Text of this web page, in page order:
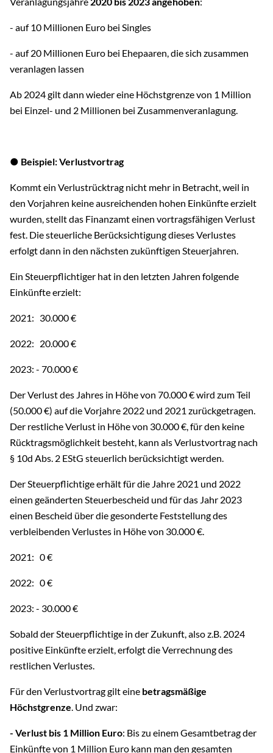
- auf 10 Millionen Euro bei Singles
- auf 20 Millionen Euro bei Ehepaaren, die sich zusammen
veranlagen lassen
Ab 2024 gilt dann wieder eine Höchstgrenze von 1 Million
bei Einzel- und 2 Millionen bei Zusammenveranlagung.
● Beispiel: Verlustvortrag
Kommt ein Verlustrücktrag nicht mehr in Betracht, weil in
den Vorjahren keine ausreichenden hohen Einkünfte erzielt
wurden, stellt das Finanzamt einen vortragsfähigen Verlust
fest. Die steuerliche Berücksichtigung dieses Verlustes
erfolgt dann in den nächsten zukünftigen Steuerjahren.
Ein Steuerpflichtiger hat in den letzten Jahren folgende
Einkünfte erzielt:
2021: 30.000 €
2022: 20.000 €
2023: - 70.000 €
Der Verlust des Jahres in Höhe von 70.000 € wird zum Teil
(50.000 €) auf die Vorjahre 2022 und 2021 zurückgetragen.
Der restliche Verlust in Höhe von 30.000 €, für den keine
Rücktragsmöglichkeit besteht, kann als Verlustvortrag nach
§ 10d Abs. 2 EStG steuerlich berücksichtigt werden.
Der Steuerpflichtige erhält für die Jahre 2021 und 2022
einen geänderten Steuerbescheid und für das Jahr 2023
einen Bescheid über die gesonderte Feststellung des
verbleibenden Verlustes in Höhe von 30.000 €.
2021: 0 €
2022: 0 €
2023: - 30.000 €
Sobald der Steuerpflichtige in der Zukunft, also z.B. 2024
positive Einkünfte erzielt, erfolgt die Verrechnung des
restlichen Verlustes.
Für den Verlustvortrag gilt eine betragsmäßige
Höchstgrenze. Und zwar:
- Verlust bis 1 Million Euro: Bis zu einem Gesamtbetrag der
Einkünfte von 1 Million Euro kann man den gesamten